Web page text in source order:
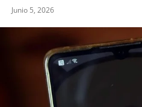
Junio 5, 2026